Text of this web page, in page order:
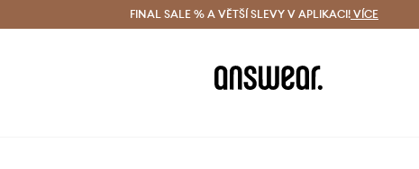
Doručení a vrácení zdarma (od 1800 Kč) Doručení i do 24 h
FINAL SALE % A VĚTŠÍ SLEVY V APLIKACI! VÍCE